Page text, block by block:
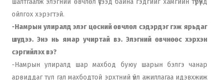
ойлгох хэрэгтэй.
-Намрын улиралд элэг цөсний өвчлөл сэдэрдэг гэж ярьдаг
шүү дээ. Энэ нь ямар учиртай вэ. Элэгний өвчнөөс хэрхэн
сэргийлэх вэ?
-Намрын улиралд шар махбод буюу шарын бэлгэ чанар
арвиддаг тул гал махбодтой эрхтний үйл ажиллагаа идэвхжиж